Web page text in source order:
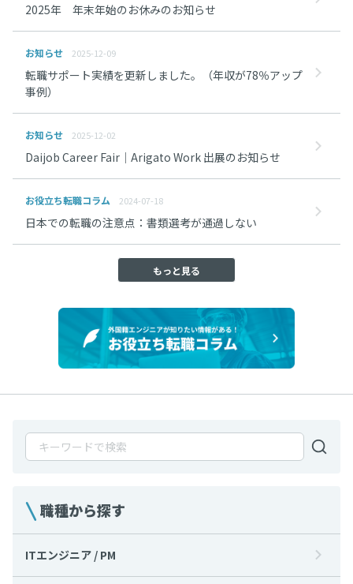
職種から探す
ITエンジニア / PM
2025年 年末年始のお休みのお知らせ
お知らせ 2025-12-09
転職サポート実績を更新しました。（年収が78％アップ
事例）
お知らせ 2025-12-02
Daijob Career Fair｜Arigato Work 出展のお知らせ
お役立ち転職コラム 2024-07-18
日本での転職の注意点：書類選考が通過しない
もっと見る